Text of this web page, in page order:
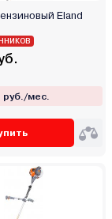
Eland
руб./мес.